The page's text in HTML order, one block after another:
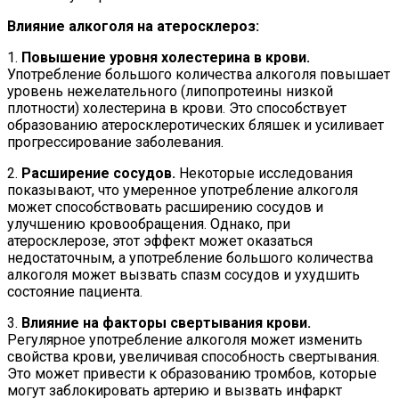
Влияние алкоголя на атеросклероз:
1. Повышение уровня холестерина в крови.
Употребление большого количества алкоголя повышает
уровень нежелательного (липопротеины низкой
плотности) холестерина в крови. Это способствует
образованию атеросклеротических бляшек и усиливает
прогрессирование заболевания.
2. Расширение сосудов. Некоторые исследования
показывают, что умеренное употребление алкоголя
может способствовать расширению сосудов и
улучшению кровообращения. Однако, при
атеросклерозе, этот эффект может оказаться
недостаточным, а употребление большого количества
алкоголя может вызвать спазм сосудов и ухудшить
состояние пациента.
3. Влияние на факторы свертывания крови.
Регулярное употребление алкоголя может изменить
свойства крови, увеличивая способность свертывания.
Это может привести к образованию тромбов, которые
могут заблокировать артерию и вызвать инфаркт